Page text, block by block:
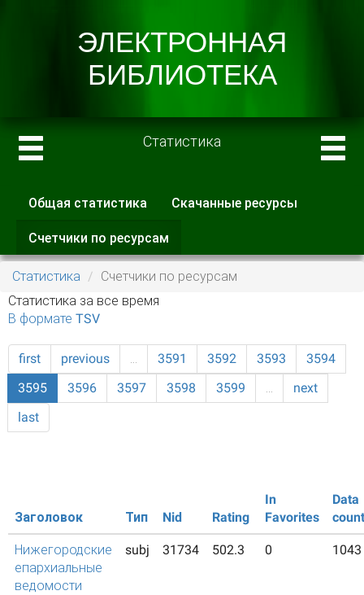
Статистика
Главные вкладки
Общая статистика Скачанные ресурсы
Счетчики по ресурсам
вкладка)
Статистика
Счетчики по ресурсам
Статистика за все время
В формате TSV
first previous … 3591 3592 3593
3594
3595
3596 3597 3598 3599 …
next
last
Заголовок Тип Nid Rating
In
Favorites
Data
Нижегородские
епархиальные
ведомости
subj 31734 502.3 0 1043